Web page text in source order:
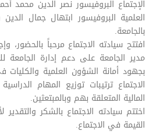
الإجتماع البروفيسور نصر الدين محمد
العلمية البروفيسور ابتهال جمال
بالجامعة.
افتتح سيادته الاجتماع مرحباً بالحضور،
مدير الجامعة على دعم إدارة الجامعة
بجهود أمانة الشؤون العلمية
الاجتماع ترتيبات توزيع المهام
المالية المتعلقة بهم وبالمبتعثين.
اختتم سيادته الاجتماع بالشكر
القيمة في الاجتماع.